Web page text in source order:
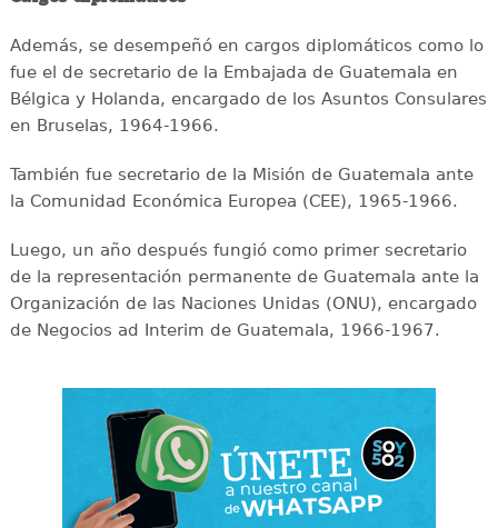
Además, se desempeñó en cargos diplomáticos como lo
fue el de secretario de la Embajada de Guatemala en
Bélgica y Holanda, encargado de los Asuntos Consulares
en Bruselas, 1964-1966.
También fue secretario de la Misión de Guatemala ante
la Comunidad Económica Europea (CEE), 1965-1966.
Luego, un año después fungió como primer secretario
de la representación permanente de Guatemala ante la
Organización de las Naciones Unidas (ONU), encargado
de Negocios ad Interim de Guatemala, 1966-1967.